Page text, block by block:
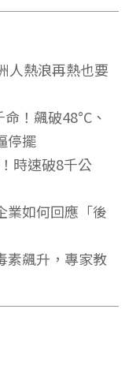
人熱浪再熱也要
！飆破48°C、
停擺
時速破8千公
業如何回應「後
素飆升，專家教